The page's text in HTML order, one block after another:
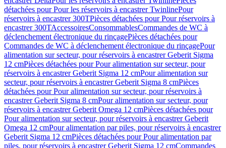
détachées pour Pour les réservoirs à encastrer TwinlinePour
réservoirs à encastrer 300TPièces détachées pour Pour réservoirs à
encastrer 300TAccessoiresConsommablesCommandes de WC à
déclenchement électronique du rinçagePièces détachées pour
Commandes de WC à déclenchement électronique du rinçagePour
alimentation sur secteur, pour réservoirs à encastrer Geberit Sigma
12 cmPièces détachées pour Pour alimentation sur secteur, pour
réservoirs à encastrer Geberit Sigma 12 cmPour alimentation sur
secteur, pour réservoirs à encastrer Geberit Sigma 8 cmPièces
détachées pour Pour alimentation sur secteur, pour réservoirs à
encastrer Geberit Sigma 8 cmPour alimentation sur secteur, pour
réservoirs à encastrer Geberit Omega 12 cmPièces détachées pour
Pour alimentation sur secteur, pour réservoirs à encastrer Geberit
Omega 12 cmPour alimentation par piles, pour réservoirs à encastrer
Geberit Sigma 12 cmPièces détachées pour Pour alimentation par
piles, pour réservoirs à encastrer Geberit Sigma 12 cmCommandes